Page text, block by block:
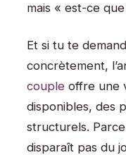
mais « est-ce
Et si tu te
concrètement,
couple offre une
disponibles, des
structurels.
disparaît pas du